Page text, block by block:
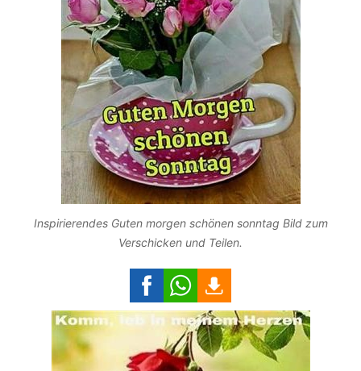
Inspirierendes Guten morgen schönen sonntag Bild zum
Verschicken und Teilen.